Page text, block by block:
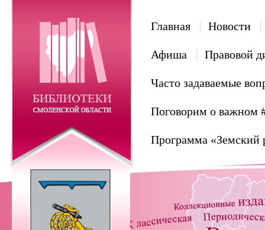
Главная Новости
Афиша Правовой
Часто задаваемые
Поговорим о важном
Программа «Земский